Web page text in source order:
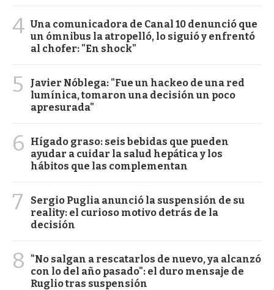
4 Una comunicadora de Canal 10 denunció que
un ómnibus la atropelló, lo siguió y enfrentó
al chofer: "En shock"
5
Javier Nóblega: "Fue un hackeo de una red
lumínica, tomaron una decisión un poco
apresurada"
6
Hígado graso: seis bebidas que pueden
ayudar a cuidar la salud hepática y los
hábitos que las complementan
7
Sergio Puglia anunció la suspensión de su
reality: el curioso motivo detrás de la
decisión
8
"No salgan a rescatarlos de nuevo, ya alcanzó
con lo del año pasado": el duro mensaje de
Ruglio tras suspensión